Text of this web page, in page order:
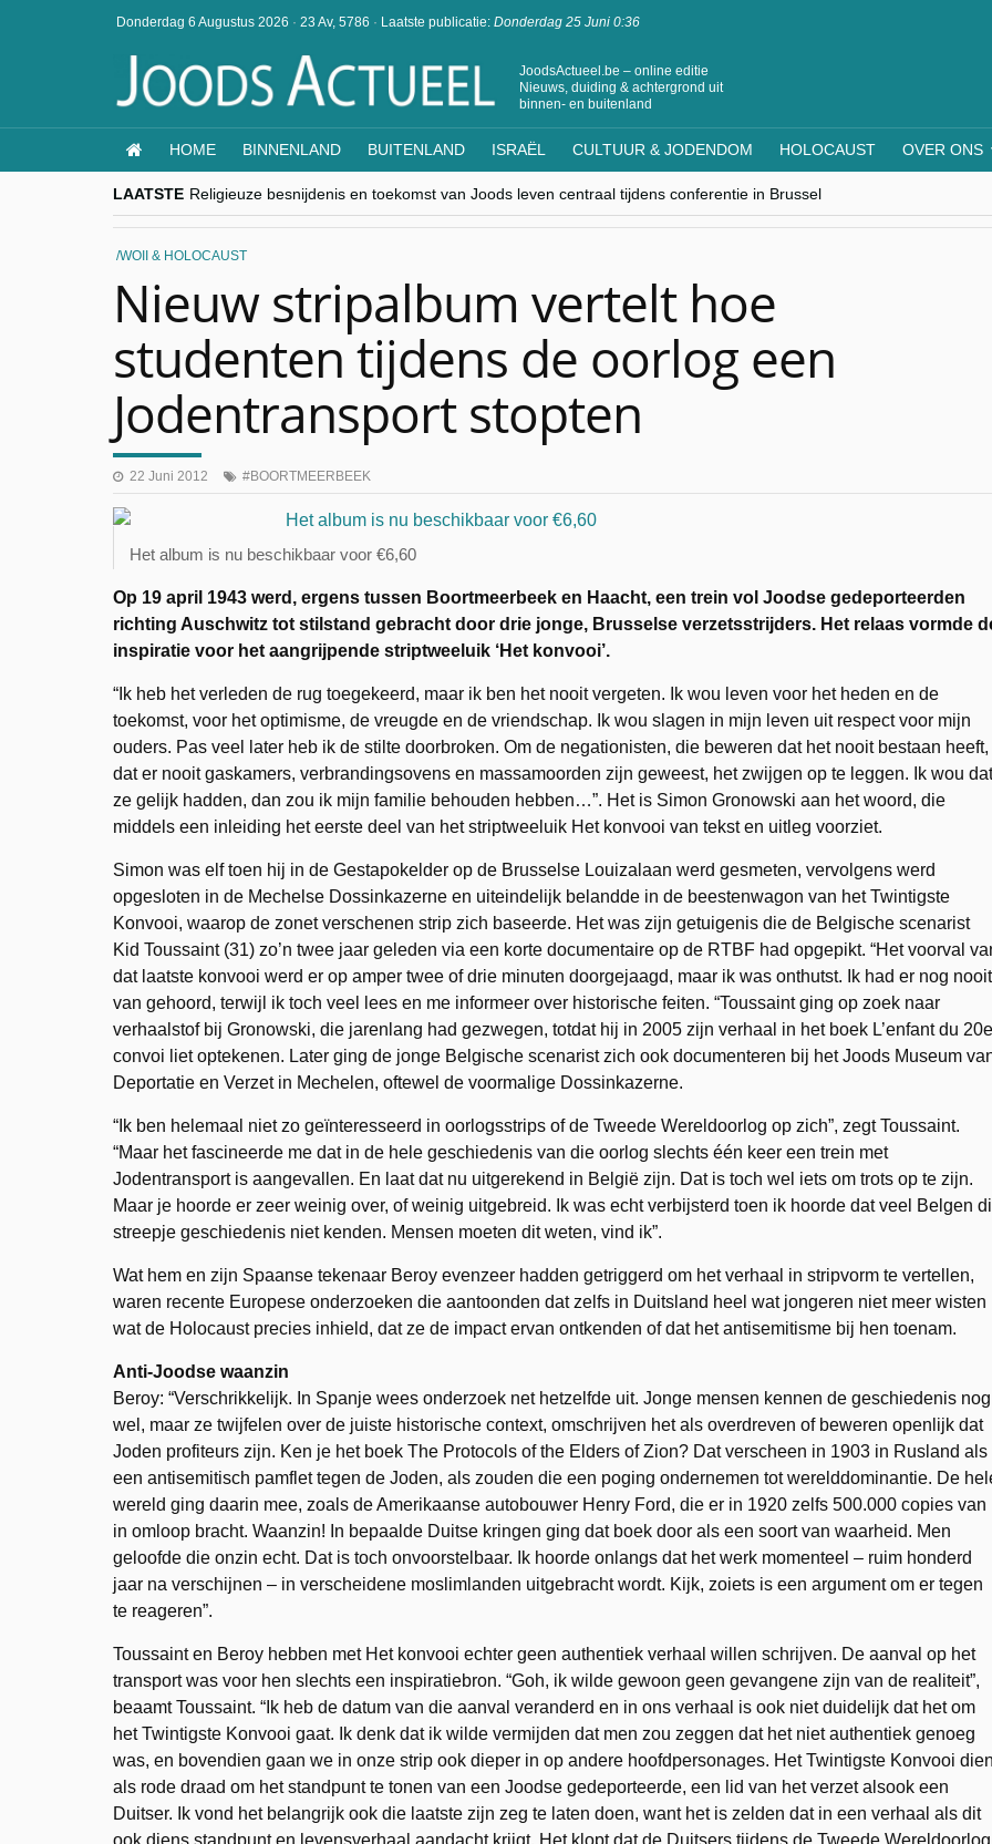
Donderdag 6 Augustus 2026 · 23 Av, 5786 · Laatste publicatie: Donderdag 25 Juni 0:36
JoodsActueel.be – online editie
Nieuws, duiding & achtergrond uit
binnen- en buitenland
HOME BINNENLAND BUITENLAND ISRAËL CULTUUR & JODENDOM HOLOCAUST OVER ONS
LAATSTE Religieuze besnijdenis en toekomst van Joods leven centraal tijdens conferentie in Brussel
“Besnijdenisdebat toont hoe moeilijk seculiere Westen minderheden begrijpt”, Jinnih Beels (Vooruit)
CITYTRIP | ROEMENIË – Boekarest: de verrassing van Oost-Europa
“Vandaag zit elke Jood in België op de beklaagdenbank”
WOII & HOLOCAUST
Nieuw stripalbum vertelt hoe
studenten tijdens de oorlog een
Jodentransport stopten
22 Juni 2012 BOORTMEERBEEK
Het album is nu beschikbaar voor €6,60
Op 19 april 1943 werd, ergens tussen Boortmeerbeek en Haacht, een trein vol Joodse gedeporteerden
richting Auschwitz tot stilstand gebracht door drie jonge, Brusselse verzetsstrijders. Het relaas vormde
inspiratie voor het aangrijpende striptweeluik ‘Het konvooi’.
“Ik heb het verleden de rug toegekeerd, maar ik ben het nooit vergeten. Ik wou leven voor het heden en de
toekomst, voor het optimisme, de vreugde en de vriendschap. Ik wou slagen in mijn leven uit respect voor mijn
ouders. Pas veel later heb ik de stilte doorbroken. Om de negationisten, die beweren dat het nooit bestaan heeft,
dat er nooit gaskamers, verbrandingsovens en massamoorden zijn geweest, het zwijgen op te leggen. Ik wou dat
ze gelijk hadden, dan zou ik mijn familie behouden hebben…”. Het is Simon Gronowski aan het woord, die
middels een inleiding het eerste deel van het striptweeluik Het konvooi van tekst en uitleg voorziet.
Simon was elf toen hij in de Gestapokelder op de Brusselse Louizalaan werd gesmeten, vervolgens werd
opgesloten in de Mechelse Dossinkazerne en uiteindelijk belandde in de beestenwagon van het Twintigste
Konvooi, waarop de zonet verschenen strip zich baseerde. Het was zijn getuigenis die de Belgische scenarist
Kid Toussaint (31) zo’n twee jaar geleden via een korte documentaire op de RTBF had opgepikt. “Het voorval
dat laatste konvooi werd er op amper twee of drie minuten doorgejaagd, maar ik was onthutst. Ik had er nog nooit
van gehoord, terwijl ik toch veel lees en me informeer over historische feiten. “Toussaint ging op zoek naar
verhaalstof bij Gronowski, die jarenlang had gezwegen, totdat hij in 2005 zijn verhaal in het boek L’enfant du 20e
convoi liet optekenen. Later ging de jonge Belgische scenarist zich ook documenteren bij het Joods Museum
Deportatie en Verzet in Mechelen, oftewel de voormalige Dossinkazerne.
“Ik ben helemaal niet zo geïnteresseerd in oorlogsstrips of de Tweede Wereldoorlog op zich”, zegt Toussaint.
“Maar het fascineerde me dat in de hele geschiedenis van die oorlog slechts één keer een trein met
Jodentransport is aangevallen. En laat dat nu uitgerekend in België zijn. Dat is toch wel iets om trots op te zijn.
Maar je hoorde er zeer weinig over, of weinig uitgebreid. Ik was echt verbijsterd toen ik hoorde dat veel Belgen
streepje geschiedenis niet kenden. Mensen moeten dit weten, vind ik”.
Wat hem en zijn Spaanse tekenaar Beroy evenzeer hadden getriggerd om het verhaal in stripvorm te vertellen,
waren recente Europese onderzoeken die aantoonden dat zelfs in Duitsland heel wat jongeren niet meer wisten
wat de Holocaust precies inhield, dat ze de impact ervan ontkenden of dat het antisemitisme bij hen toenam.
Anti-Joodse waanzin
Beroy: “Verschrikkelijk. In Spanje wees onderzoek net hetzelfde uit. Jonge mensen kennen de geschiedenis nog
wel, maar ze twijfelen over de juiste historische context, omschrijven het als overdreven of beweren openlijk dat
Joden profiteurs zijn. Ken je het boek The Protocols of the Elders of Zion? Dat verscheen in 1903 in Rusland als
een antisemitisch pamflet tegen de Joden, als zouden die een poging ondernemen tot werelddominantie. De
wereld ging daarin mee, zoals de Amerikaanse autobouwer Henry Ford, die er in 1920 zelfs 500.000 copies van
in omloop bracht. Waanzin! In bepaalde Duitse kringen ging dat boek door als een soort van waarheid. Men
geloofde die onzin echt. Dat is toch onvoorstelbaar. Ik hoorde onlangs dat het werk momenteel ‒ ruim honderd
jaar na verschijnen ‒ in verscheidene moslimlanden uitgebracht wordt. Kijk, zoiets is een argument om er tegen
te reageren”.
Toussaint en Beroy hebben met Het konvooi echter geen authentiek verhaal willen schrijven. De aanval op het
transport was voor hen slechts een inspiratiebron. “Goh, ik wilde gewoon geen gevangene zijn van de realiteit”,
beaamt Toussaint. “Ik heb de datum van die aanval veranderd en in ons verhaal is ook niet duidelijk dat het om
het Twintigste Konvooi gaat. Ik denk dat ik wilde vermijden dat men zou zeggen dat het niet authentiek genoeg
was, en bovendien gaan we in onze strip ook dieper in op andere hoofdpersonages. Het Twintigste Konvooi
als rode draad om het standpunt te tonen van een Joodse gedeporteerde, een lid van het verzet alsook een
Duitser. Ik vond het belangrijk ook die laatste zijn zeg te laten doen, want het is zelden dat in een verhaal als dit
ook diens standpunt en levensverhaal aandacht krijgt. Het klopt dat de Duitsers tijdens de Tweede Wereldoorlog